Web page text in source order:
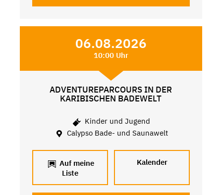
06.08.2026
10:00 Uhr
ADVENTUREPARCOURS IN DER
KARIBISCHEN BADEWELT
Kinder und Jugend
Calypso Bade- und Saunawelt
Auf meine
Liste
Kalender